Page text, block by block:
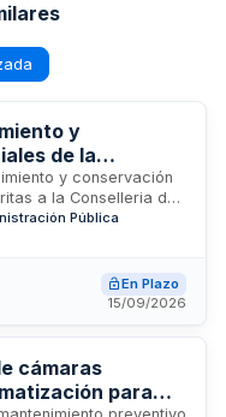
y
de la
y
y conservación
a la Conselleria de
El contrato incluye la
de repuestos
con suministro
abierto
Pública
En Plazo
15/09/2026
cámaras
para